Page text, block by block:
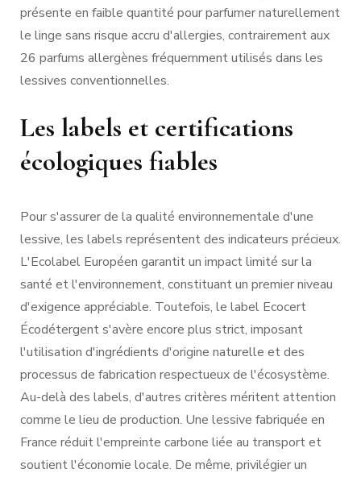
présente en faible quantité pour parfumer naturellement
le linge sans risque accru d'allergies, contrairement aux
26 parfums allergènes fréquemment utilisés dans les
lessives conventionnelles.
Les labels et certifications
écologiques fiables
Pour s'assurer de la qualité environnementale d'une
lessive, les labels représentent des indicateurs précieux.
L'Ecolabel Européen garantit un impact limité sur la
santé et l'environnement, constituant un premier niveau
d'exigence appréciable. Toutefois, le label Ecocert
Écodétergent s'avère encore plus strict, imposant
l'utilisation d'ingrédients d'origine naturelle et des
processus de fabrication respectueux de l'écosystème.
Au-delà des labels, d'autres critères méritent attention
comme le lieu de production. Une lessive fabriquée en
France réduit l'empreinte carbone liée au transport et
soutient l'économie locale. De même, privilégier un